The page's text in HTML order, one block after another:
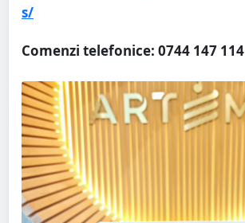
s/
Comenzi telefonice: 0744 147 114